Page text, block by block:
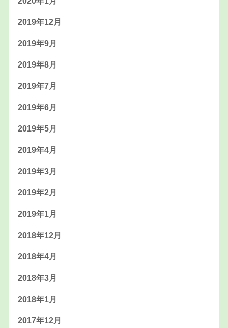
2019年12月
2019年9月
2019年8月
2019年7月
2019年6月
2019年5月
2019年4月
2019年3月
2019年2月
2019年1月
2018年12月
2018年4月
2018年3月
2018年1月
2017年12月